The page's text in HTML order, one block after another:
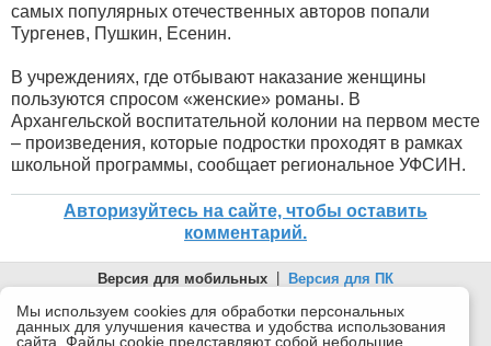
самых популярных отечественных авторов попали
Тургенев, Пушкин, Есенин.
В учреждениях, где отбывают наказание женщины
пользуются спросом «женские» романы. В
Архангельской воспитательной колонии на первом месте
– произведения, которые подростки проходят в рамках
школьной программы, сообщает региональное УФСИН.
Авторизуйтесь на сайте, чтобы оставить
комментарий.
Версия для мобильных
Версия для ПК
© 2026 Беломорканал Северодвинск tv29.ru
Joomla!is Free Software released under the GNU General Public
Мы используем cookies для обработки персональных
данных для улучшения качества и удобства использования
сайта. Файлы cookie представляют собой небольшие